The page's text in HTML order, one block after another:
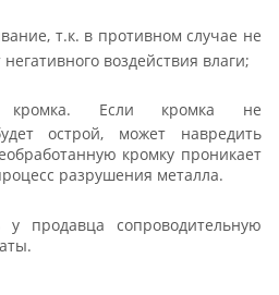
т.к. в противном случае не
воздействия влаги;
кромка. Если кромка не
острой, может навредить
кромку проникает
разрушения металла.
продавца сопроводительную